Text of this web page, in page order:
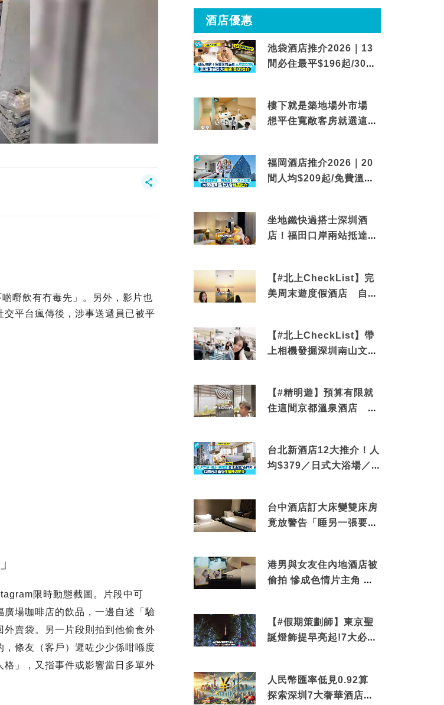
嘢飲有冇毒先」。另外，影片也
平台瘋傳後，涉事送遞員已被平
限時動態截圖。片段中可
場咖啡店的飲品，一邊自述「驗
賣袋。另一片段則拍到他偷食外
條友（客戶）遲咗少少係咁喺度
」，又指事件或影響當日多單外
酒店優惠
池袋酒店推介2026｜13
間必住最平$196起/30秒
樓下就是築地場外市場
想平住寬敞客房就選這間
福岡酒店推介2026｜20
間人均$209起/免費溫泉/
坐地鐵快過搭士深圳酒
店！福田口岸兩站抵達
【#北上CheckList】完
美周末遊度假酒店 自帶
【#北上CheckList】帶
上相機發掘深圳南山文藝
【#精明遊】預算有限就
住這間京都溫泉酒店 車
台北新酒店12大推介！人
均$379／日式大浴場／1
台中酒店訂大床變雙床房
竟放警告「睡另一張要加
港男與女友住內地酒店被
偷拍 慘成色情片主角 鏡
【#假期策劃師】東京聖
誕燈飾提早亮起!7大必去
人民幣匯率低見0.92算
探索深圳7大奢華酒店體